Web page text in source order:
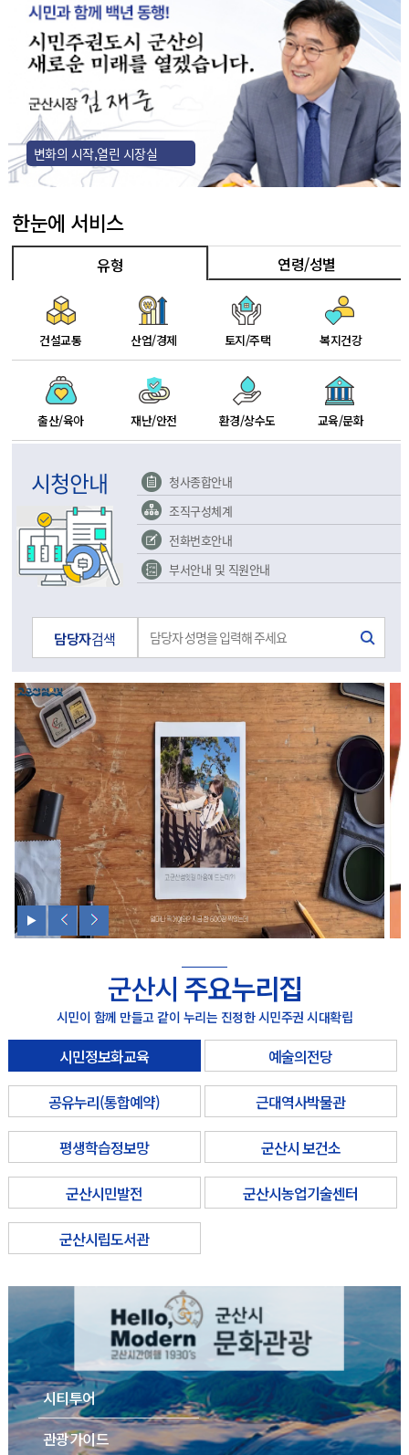
변화의 시작,열린 시장실
한눈에 서비스
유형
건설교통 산업/경제 토지/주택 복지건강
출산/육아 재난/안전 환경/상수도 교육/문화
연령/성별
시청안내
청사종합안내
조직구성체계
전화번호안내
부서안내 및 직원안내
담당자검색
군산시 주요누리집
시민이 함께 만들고 같이 누리는 진정한 시민주권 시대확립
시민정보화교육 예술의전당
공유누리(통합예약) 근대역사박물관
평생학습정보망 군산시 보건소
군산시민발전 군산시농업기술센터
군산시립도서관
시티투어
관광가이드